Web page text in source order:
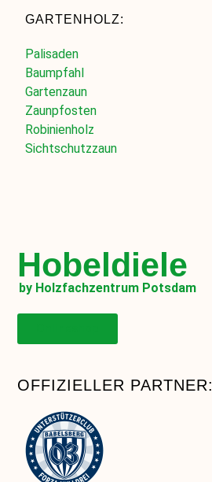
GARTENHOLZ:
Palisaden
Baumpfahl
Gartenzaun
Zaunpfosten
Robinienholz
Sichtschutzzaun
Hobeldiele
by Holzfachzentrum Potsdam
OFFIZIELLER PARTNER: